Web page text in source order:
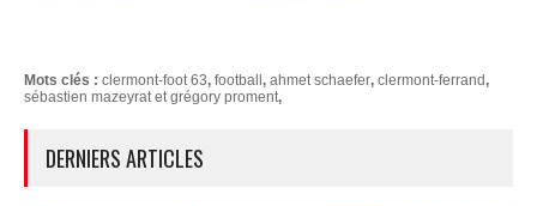
Mots clés : clermont-foot 63, football, ahmet schaefer, clermont-ferrand,
sébastien mazeyrat et grégory proment,
DERNIERS ARTICLES